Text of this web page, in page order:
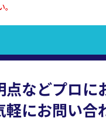
などプロに
にお問い合